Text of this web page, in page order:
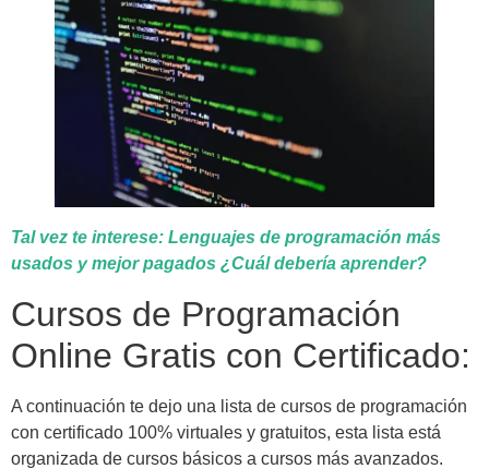
Tal vez te interese: Lenguajes de programación más
usados y mejor pagados ¿Cuál debería aprender?
Cursos de Programación
Online Gratis con Certificado:
A continuación te dejo una lista de cursos de programación
con certificado 100% virtuales y gratuitos, esta lista está
organizada de cursos básicos a cursos más avanzados.